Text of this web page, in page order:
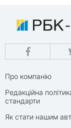
Про компанію
Редакційна
стандарти
Як стати нашим